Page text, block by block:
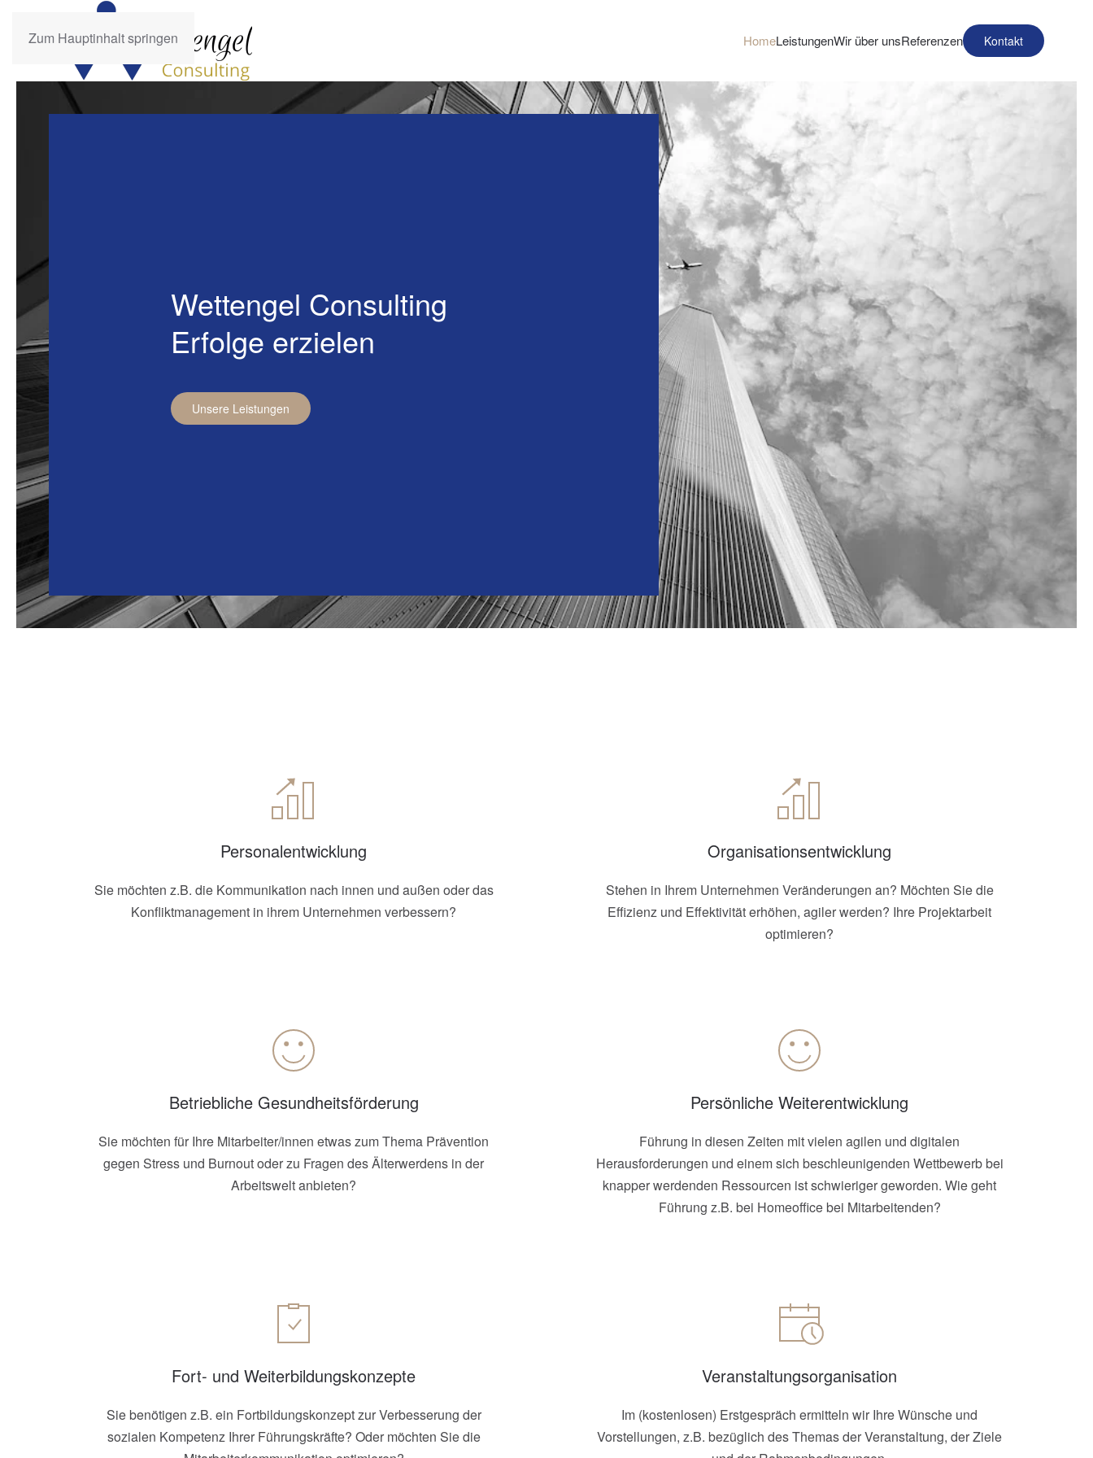
Zum Hauptinhalt springen HomeLeistungenWir über unsReferenzen Kontakt
Wettengel Consulting
Erfolge erzielen
Unsere Leistungen
Personalentwicklung
Sie möchten z.B. die Kommunikation nach innen und außen oder das
Konfliktmanagement in ihrem Unternehmen verbessern?
Organisationsentwicklung
Stehen in Ihrem Unternehmen Veränderungen an? Möchten Sie die
Effizienz und Effektivität erhöhen, agiler werden? Ihre Projektarbeit
optimieren?
Betriebliche Gesundheitsförderung
Sie möchten für Ihre Mitarbeiter/innen etwas zum Thema Prävention
gegen Stress und Burnout oder zu Fragen des Älterwerdens in der
Arbeitswelt anbieten?
Persönliche Weiterentwicklung
Führung in diesen Zeiten mit vielen agilen und digitalen
Herausforderungen und einem sich beschleunigenden Wettbewerb bei
knapper werdenden Ressourcen ist schwieriger geworden. Wie geht
Führung z.B. bei Homeoffice bei Mitarbeitenden?
Fort- und Weiterbildungskonzepte
Sie benötigen z.B. ein Fortbildungskonzept zur Verbesserung der
sozialen Kompetenz Ihrer Führungskräfte? Oder möchten Sie die
Veranstaltungsorganisation
Im (kostenlosen) Erstgespräch ermitteln wir Ihre Wünsche und
Vorstellungen, z.B. bezüglich des Themas der Veranstaltung, der Ziele